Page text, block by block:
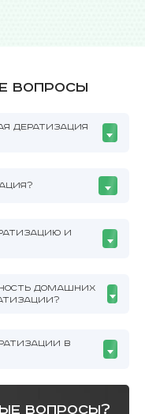
вопросы
ДЕРАТИЗАЦИЯ
И
ДОМАШНИХ
В
вопросы?